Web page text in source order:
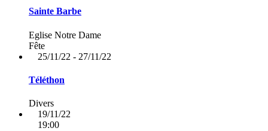
Sainte Barbe
Eglise Notre Dame
Fête
25/11/22 - 27/11/22
Téléthon
Divers
19/11/22
19:00